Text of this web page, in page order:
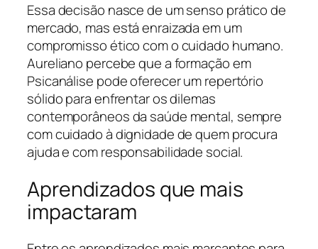
Essa decisão nasce de um senso prático de
mercado, mas está enraizada em um
compromisso ético com o cuidado humano.
Aureliano percebe que a formação em
Psicanálise pode oferecer um repertório
sólido para enfrentar os dilemas
contemporâneos da saúde mental, sempre
com cuidado à dignidade de quem procura
ajuda e com responsabilidade social.
Aprendizados que mais
impactaram